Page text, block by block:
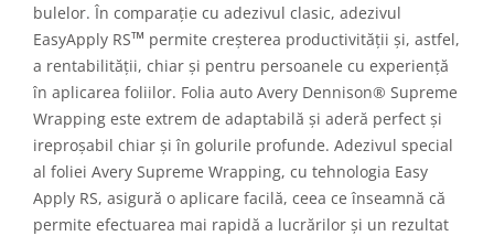
bulelor. În comparație cu adezivul clasic, adezivul
EasyApply RS™ permite creșterea productivității și, astfel,
a rentabilității, chiar și pentru persoanele cu experiență
în aplicarea foliilor. Folia auto Avery Dennison® Supreme
Wrapping este extrem de adaptabilă și aderă perfect și
ireproșabil chiar și în golurile profunde. Adezivul special
al foliei Avery Supreme Wrapping, cu tehnologia Easy
Apply RS, asigură o aplicare facilă, ceea ce înseamnă că
permite efectuarea mai rapidă a lucrărilor și un rezultat